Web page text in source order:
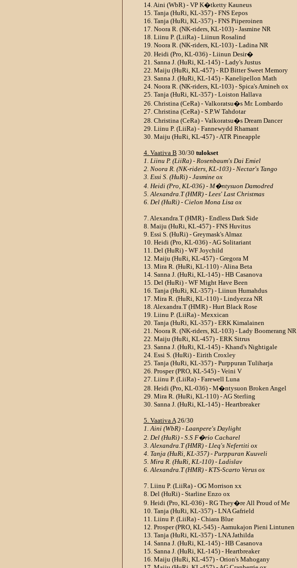
14. Aini (WbR) - VP K�tketty Kauneus
15. Tanja (HuRi, KL-357) - FNS Eepos
16. Tanja (HuRi, KL-357) - FNS Piiperoinen
17. Noora R. (NK-riders, KL-103) - Jasmine NR
18. Liinu P. (LiiRa) - Liinun Rosalind
19. Noora R. (NK-riders, KL-103) - Ladina NR
20. Heidi (Pro, KL-036) - Liinun Desir�
21. Sanna J. (HuRi, KL-145) - Lady's Justus
22. Maiju (HuRi, KL-457) - RD Bitter Sweet Memory
23. Sanna J. (HuRi, KL-145) - Kanelipellon Math
24. Noora R. (NK-riders, KL-103) - Spica's Amineh ox
25. Tanja (HuRi, KL-357) - Loiston Hallava
26. Christina (CeRa) - Valkoratsu�s Mr. Lombardo
27. Christina (CeRa) - S.P.W Tahdotar
28. Christina (CeRa) - Valkoratsu�s Dream Dancer
29. Liinu P. (LiiRa) - Fannewydd Rhamant
30. Maiju (HuRi, KL-457) - ATR Pineapple
4. Vaativa B 30/30 tulokset
1. Liinu P. (LiiRa) - Rosenbaum's Dai Emiel
2. Noora R. (NK-riders, KL-103) - Nectar's Tango
3. Essi S. (HuRi) - Jasmine ox
4. Heidi (Pro, KL-036) - M�ntysuon Damodred
5. Alexandra.T (HMR) - Lees' Last Christmas
6. Del (HuRi) - Cielon Mona Lisa ox
7. Alexandra.T (HMR) - Endless Dark Side
8. Maiju (HuRi, KL-457) - FNS Huvitus
9. Essi S. (HuRi) - Greymask's Almaz
10. Heidi (Pro, KL-036) - AG Solitariant
11. Del (HuRi) - WF Joychild
12. Maiju (HuRi, KL-457) - Gregora M
13. Mira R. (HuRi, KL-110) - Alina Beta
14. Sanna J. (HuRi, KL-145) - HB Casanova
15. Del (HuRi) - WF Might Have Been
16. Tanja (HuRi, KL-357) - Liinun Humahdus
17. Mira R. (HuRi, KL-110) - Lindyezza NR
18. Alexandra.T (HMR) - Hurt Black Rose
19. Liinu P. (LiiRa) - Mexxican
20. Tanja (HuRi, KL-357) - ERK Kimalainen
21. Noora R. (NK-riders, KL-103) - Lady Boomerang NR
22. Maiju (HuRi, KL-457) - ERK Sitrus
23. Sanna J. (HuRi, KL-145) - Khand's Nightigale
24. Essi S. (HuRi) - Eirith Croxley
25. Tanja (HuRi, KL-357) - Purppuran Tuliharja
26. Prosper (PRO, KL-545) - Veini V
27. Liinu P. (LiiRa) - Farewell Luna
28. Heidi (Pro, KL-036) - M�ntysuon Broken Angel
29. Mira R. (HuRi, KL-110) - AG Sterling
30. Sanna J. (HuRi, KL-145) - Heartbreaker
5. Vaativa A26/30
1. Aini (WbR) - Laanpere's Daylight
2. Del (HuRi) - S.S F�rio Cacharel
3. Alexandra.T (HMR) - Lleq's Nefertiti ox
4. Tanja (HuRi, KL-357) - Purppuran Kuuveli
5. Mira R. (HuRi, KL-110) - Ladislav
6. Alexandra.T (HMR) - KTS-Scarto Verus ox
7. Liinu P. (LiiRa) - OG Morrison xx
8. Del (HuRi) - Starline Enzo ox
9. Heidi (Pro, KL-036) - RG They�re All Proud of Me
10. Tanja (HuRi, KL-357) - LNA Gafrield
11. Liinu P. (LiiRa) - Chiara Blue
12. Prosper (PRO, KL-545) - Aamukajon Pieni Lintunen
13. Tanja (HuRi, KL-357) - LNA Jathilda
14. Sanna J. (HuRi, KL-145) - HB Casanova
15. Sanna J. (HuRi, KL-145) - Heartbreaker
16. Maiju (HuRi, KL-457) - Orion's Mahogany